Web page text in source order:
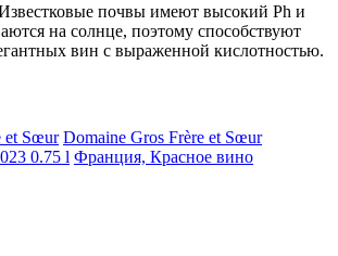
почвы имеют высокий Ph и
на солнце, поэтому способствуют
вин с выраженной кислотностью.
et Sœur Domaine Gros Frère et Sœur
0.75 l Франция, Красное вино